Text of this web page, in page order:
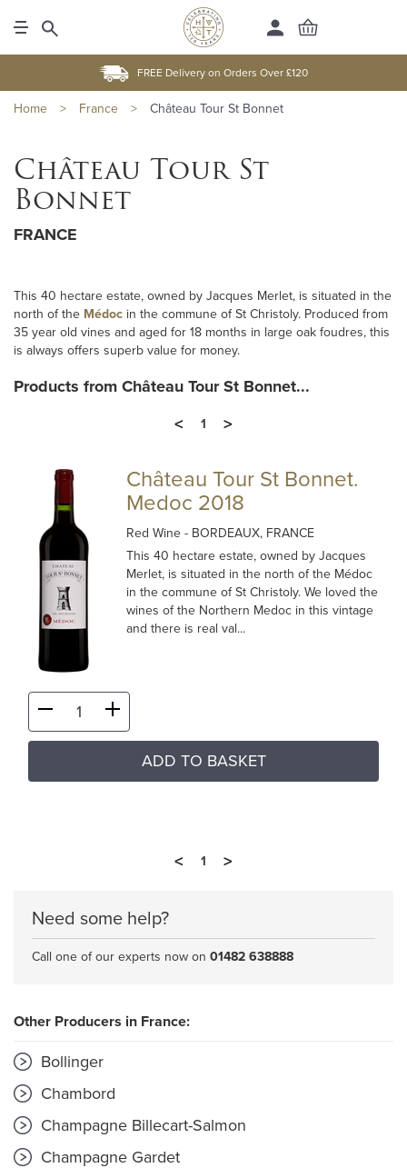
FREE Delivery on Orders Over £120
Home > France > Château Tour St Bonnet
Château Tour St
Bonnet
FRANCE
This 40 hectare estate, owned by Jacques Merlet, is situated in the
north of the Médoc in the commune of St Christoly. Produced from
35 year old vines and aged for 18 months in large oak foudres, this
is always offers superb value for money.
Products from Château Tour St Bonnet...
<
1 >
Château Tour St Bonnet.
Medoc 2018
Red Wine- BORDEAUX, FRANCE
This 40 hectare estate, owned by Jacques
Merlet, is situated in the north of the Médoc
in the commune of St Christoly. We loved the
wines of the Northern Medoc in this vintage
and there is real val...
ADD TO BASKET
< 1 >
Need some help?
Call one of our experts now on 01482 638888
Other Producers in France:
Bollinger
Chambord
Champagne Billecart-Salmon
Champagne Gardet